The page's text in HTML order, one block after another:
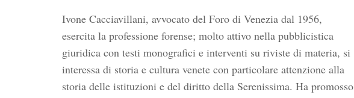
Ivone Cacciavillani, avvocato del Foro di Venezia dal 1956,
esercita la professione forense; molto attivo nella pubblicistica
giuridica con testi monografici e interventi su riviste di materia, si
interessa di storia e cultura venete con particolare attenzione alla
storia delle istituzioni e del diritto della Serenissima. Ha promosso